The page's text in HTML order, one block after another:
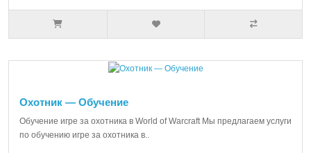
Охотник — Обучение
Обучение игре за охотника в World of Warcraft Мы предлагаем услуги
по обучению игре за охотника в..